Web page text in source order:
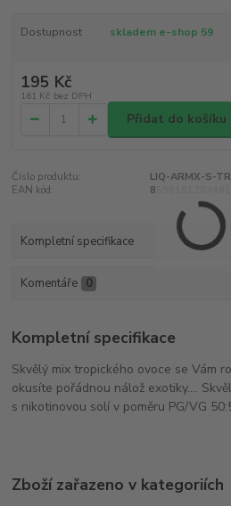
Dostupnost skladem e-shop 59
195 Kč
161 Kč bez DPH
Přidat do košíku
Číslo produktu:
LIQ-ARMX-S-
EAN kód:
8596181203481
Kompletní specifikace
Komentáře 0
Kompletní specifikace
Skvělý mix tropického ovoce se Vám
okusíte pořádnou nálož exotiky....
s nikotinovou solí v poměru PG/VG
Zboží zařazeno v kategoriích